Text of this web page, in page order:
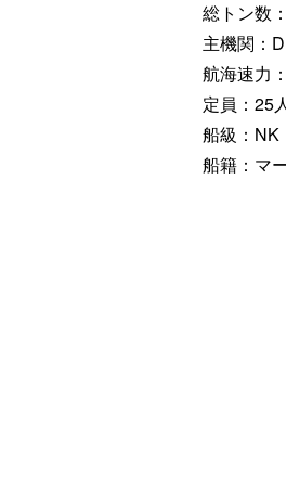
総トン数
主機関：
航海速力
定員：25
船級：NK
船籍：マ